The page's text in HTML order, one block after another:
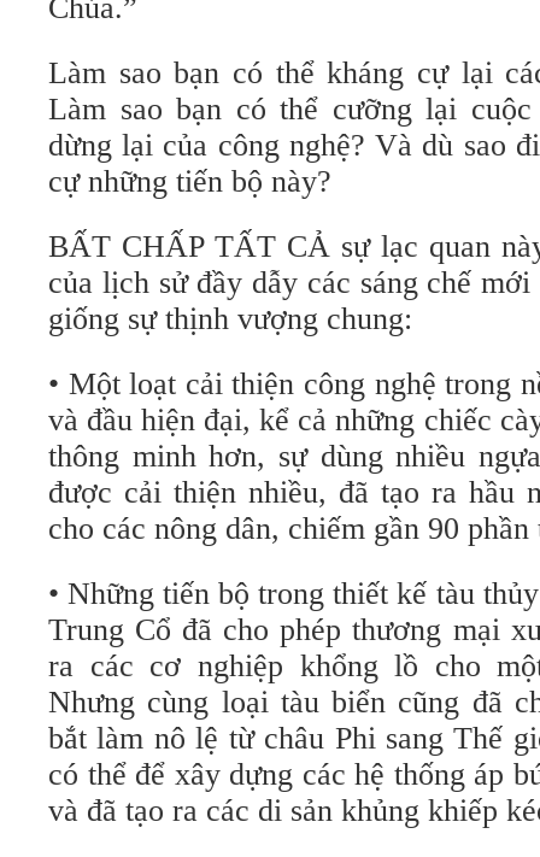
Chúa.”
Làm sao bạn có thể kháng cự lại
Làm sao bạn có thể cưỡng lại
dừng lại của công nghệ? Và dù sao
cự những tiến bộ này?
BẤT CHẤP TẤT CẢ sự lạc quan
của lịch sử đầy dẫy các sáng chế
giống sự thịnh vượng chung:
• Một loạt cải thiện công nghệ trong
và đầu hiện đại, kể cả những chiếc
thông minh hơn, sự dùng nhiều
được cải thiện nhiều, đã tạo ra hầu
cho các nông dân, chiếm gần 90
• Những tiến bộ trong thiết kế tàu
Trung Cổ đã cho phép thương mại
ra các cơ nghiệp khổng lồ cho
Nhưng cùng loại tàu biển cũng đã
bắt làm nô lệ từ châu Phi sang Thế
có thể để xây dựng các hệ thống áp
và đã tạo ra các di sản khủng khiếp